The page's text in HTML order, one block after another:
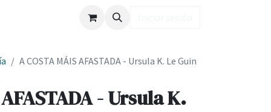
A COSTA MÁIS AFASTADA - Ursula K. Le Guin
- Ursula K.